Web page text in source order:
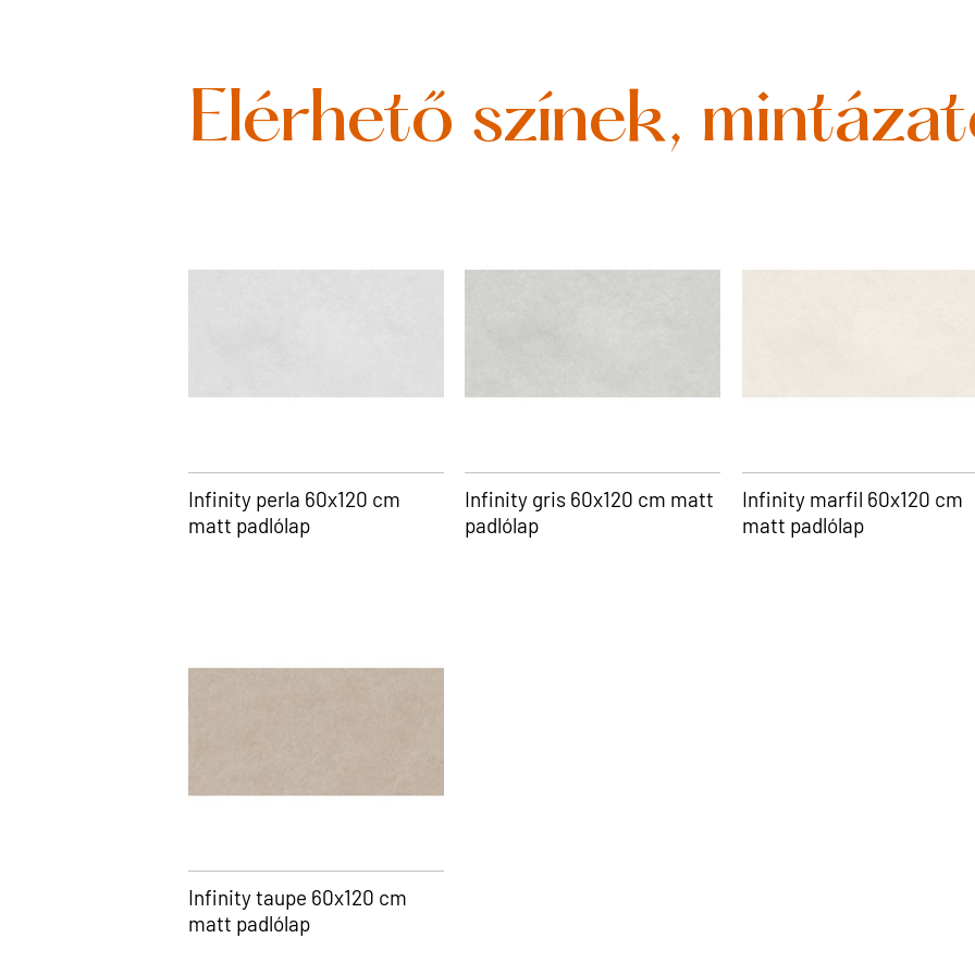
Elérhető színek,
Infinity perla 60x120 cm
matt padlólap
Infinity gris 60x120 cm matt
padlólap
Infinity marfil 60x120 cm
matt padlólap
Infinity taupe 60x120 cm
matt padlólap